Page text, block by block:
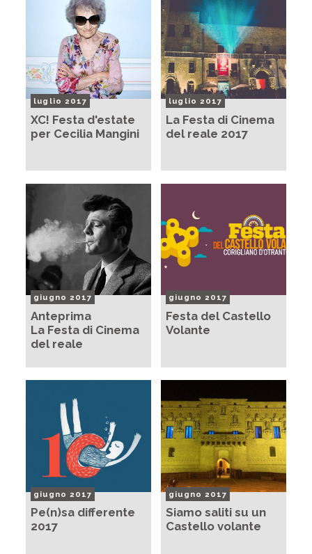
luglio 2017
XC! Festa d'estate
per Cecilia Mangini
luglio 2017
La Festa di Cinema
del reale 2017
giugno 2017
Anteprima
La Festa di Cinema
del reale
giugno 2017
Festa del Castello
Volante
giugno 2017
Pe(n)sa differente
2017
giugno 2017
Siamo saliti su un
Castello volante